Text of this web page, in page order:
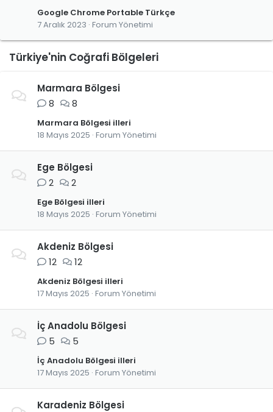
Google Chrome Portable Türkçe
7 Aralık 2023 Forum Yönetimi
Türkiye'nin Coğrafi Bölgeleri
Marmara Bölgesi
8
8
Marmara Bölgesi illeri
18 Mayıs 2025 Forum Yönetimi
Ege Bölgesi
2
2
Ege Bölgesi illeri
18 Mayıs 2025 Forum Yönetimi
Akdeniz Bölgesi
12
12
Akdeniz Bölgesi illeri
17 Mayıs 2025 Forum Yönetimi
İç Anadolu Bölgesi
5
5
İç Anadolu Bölgesi illeri
17 Mayıs 2025 Forum Yönetimi
Karadeniz Bölgesi